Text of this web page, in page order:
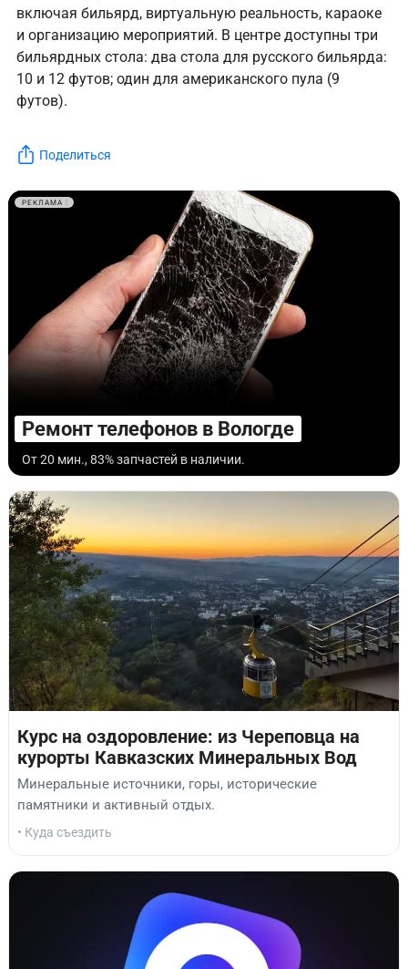
включая бильярд, виртуальную реальность, караоке
и организацию мероприятий. В центре доступны три
бильярдных стола: два стола для русского бильярда:
10 и 12 футов; один для американского пула (9
футов).
Поделиться
РЕКЛАМА
Ремонт телефонов в Вологде
От 20 мин., 83% запчастей в наличии.
Курс на оздоровление: из Череповца на
курорты Кавказских Минеральных Вод
Минеральные источники, горы, исторические
памятники и активный отдых.
• Куда съездить